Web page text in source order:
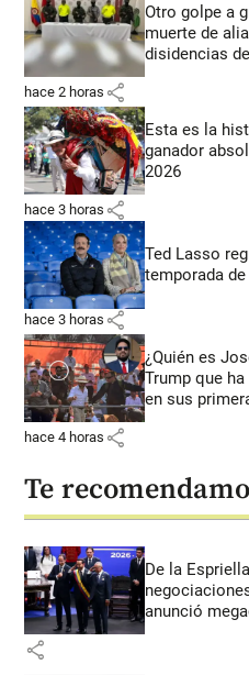
Otro golpe a
muerte de
disidencias
hace 2 horas share
Esta es la
ganador
2026
hace 3 horas share
Ted Lasso
temporada
hace 3 horas share
¿Quién es
Trump que
en sus
hace 4 horas share
Te
De la
anunció
share